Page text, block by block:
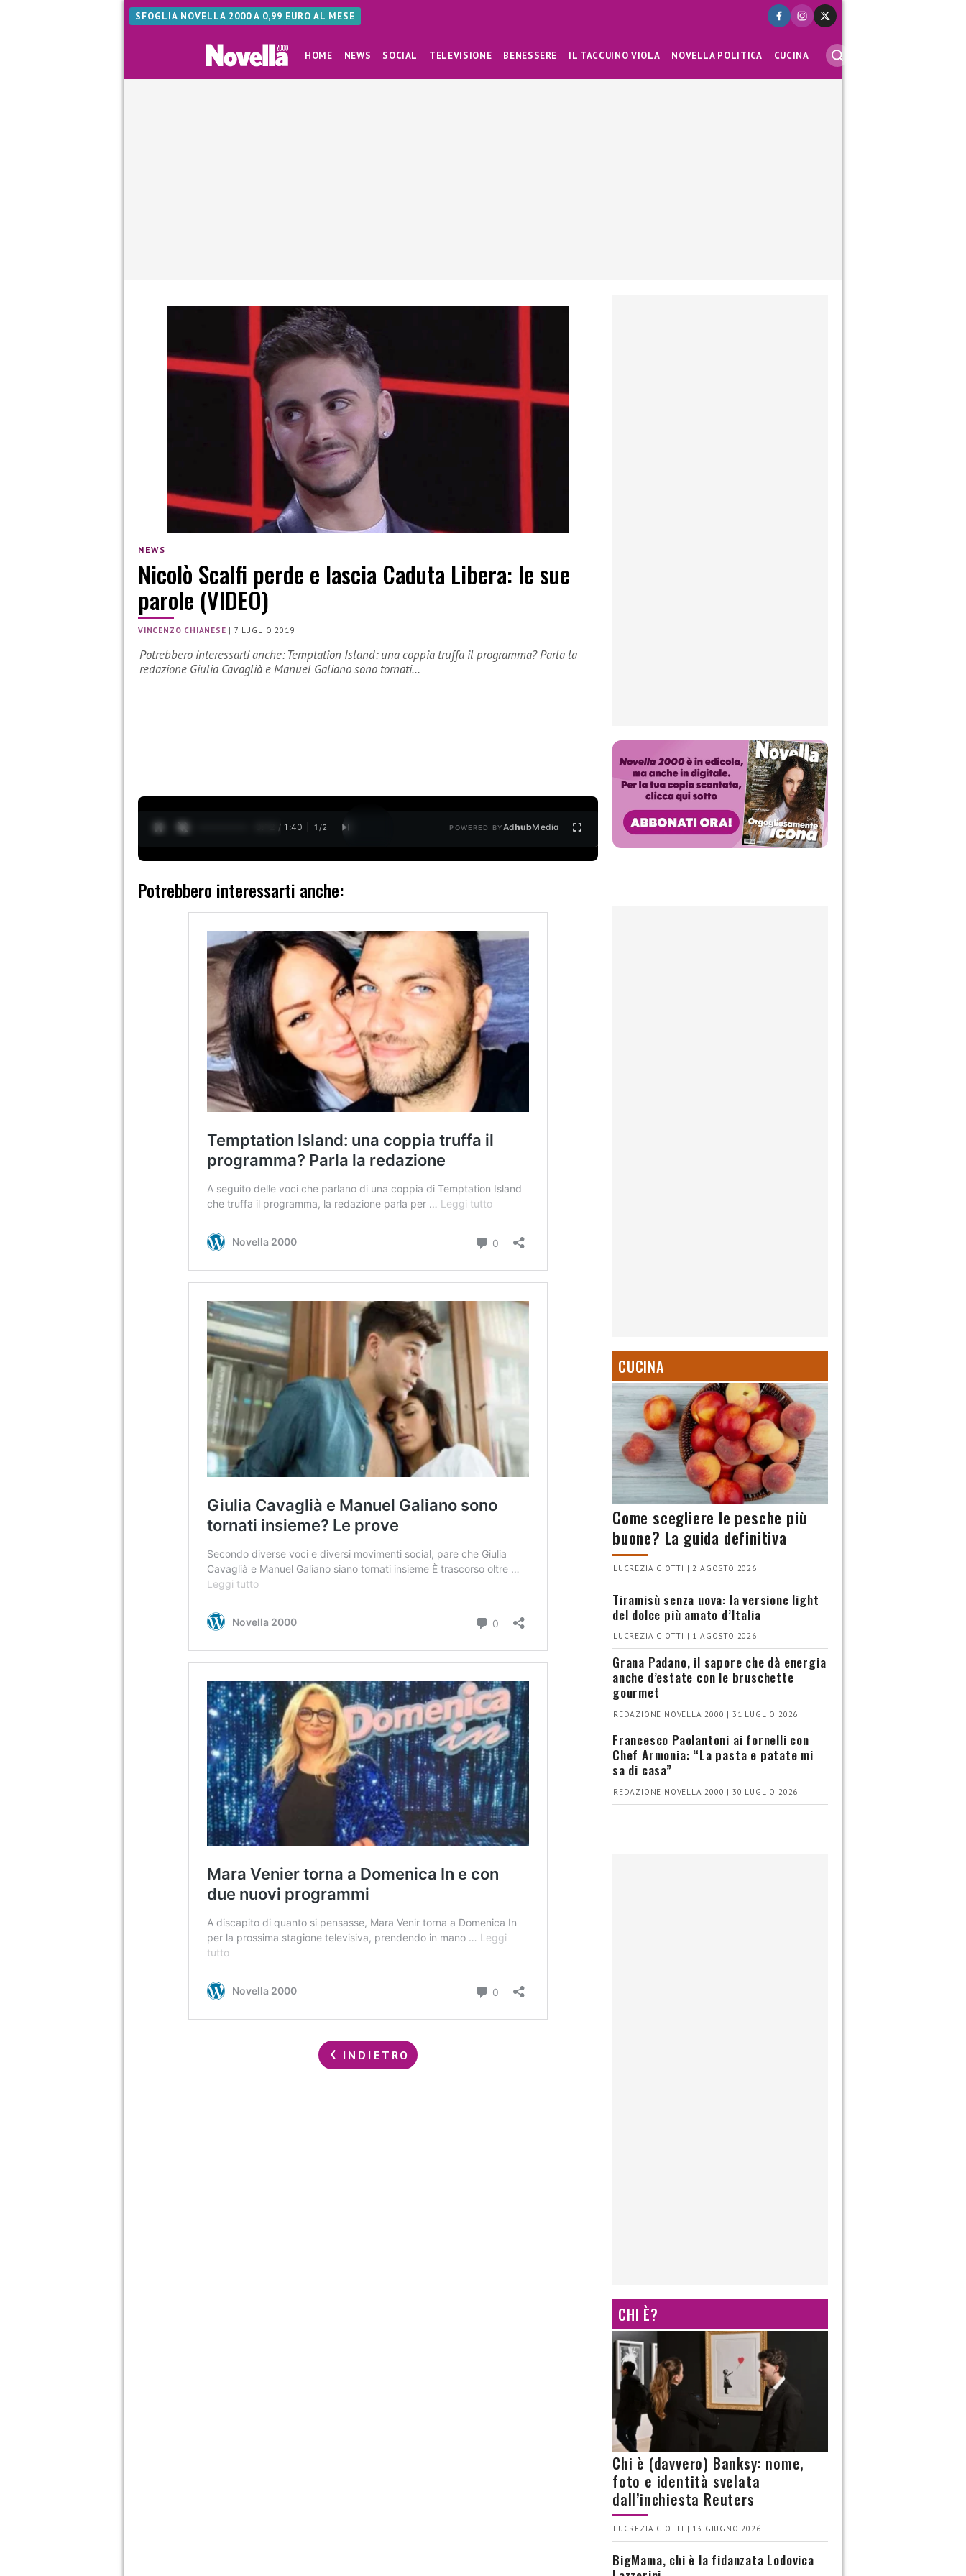
SFOGLIA NOVELLA 2000 A 0,99 EURO AL MESE
HOME NEWS SOCIAL TELEVISIONE BENESSERE IL TACCUINO VIOLA NOVELLA POLITICA CUCINA
NEWS
Nicolò Scalfi perde e lascia Caduta Libera: le sue
parole (VIDEO)
VINCENZO CHIANESE |7 LUGLIO 2019
Potrebbero interessarti anche: Temptation Island: una coppia truffa il programma? Parla la
redazione Giulia Cavaglià e Manuel Galiano sono tornati…
0:14 / 1:40 1 /2 POWERED BYAdhubMedia
Potrebbero interessarti anche:
INDIETRO
CUCINA
Come scegliere le pesche più
buone? La guida definitiva
LUCREZIA CIOTTI | 2 AGOSTO 2026
Tiramisù senza uova: la versione light
del dolce più amato d’Italia
LUCREZIA CIOTTI | 1 AGOSTO 2026
Grana Padano, il sapore che dà energia
anche d’estate con le bruschette
gourmet
REDAZIONE NOVELLA 2000 | 31 LUGLIO 2026
Francesco Paolantoni ai fornelli con
Chef Armonia: “La pasta e patate mi
sa di casa”
REDAZIONE NOVELLA 2000 | 30 LUGLIO 2026
CHI È?
Chi è (davvero) Banksy: nome,
foto e identità svelata
dall’inchiesta Reuters
LUCREZIA CIOTTI | 13 GIUGNO 2026
BigMama, chi è la fidanzata Lodovica